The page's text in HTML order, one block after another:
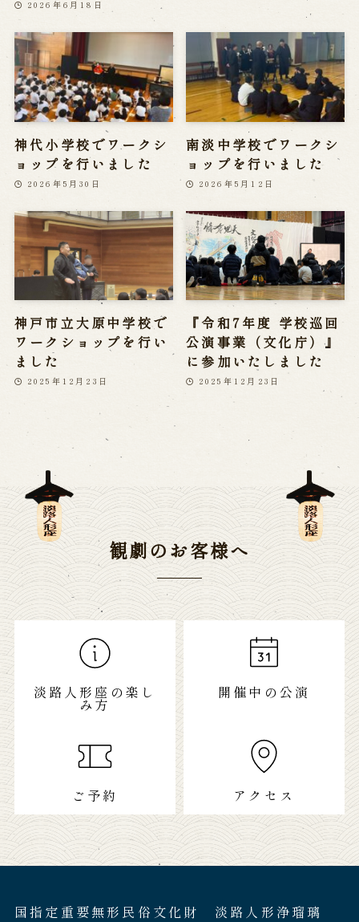
2026年6月18日
神代小学校でワークシ
ョップを行いました
2026年5月30日
南淡中学校でワークシ
ョップを行いました
2026年5月12日
神戸市立大原中学校で
ワークショップを行い
ました
2025年12月23日
『令和7年度 学校巡回
公演事業（文化庁）』
に参加いたしました
2025年12月23日
観劇のお客様へ
淡路人形座の楽し
み方
開催中の公演
ご予約 アクセス
国指定重要無形民俗文化財 淡路人形浄瑠璃